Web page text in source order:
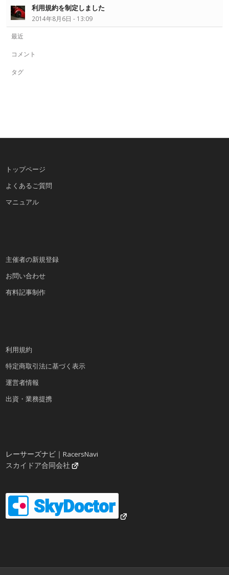
利用規約を制定しました
2014年8月6日 - 13:09
最近
コメント
タグ
トップページ
よくあるご質問
マニュアル
主催者の新規登録
お問い合わせ
有料記事制作
利用規約
特定商取引法に基づく表示
運営者情報
出資・業務提携
レーサーズナビ｜RacersNavi
スカイドア合同会社